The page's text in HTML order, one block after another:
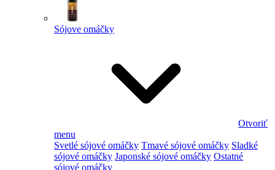
Sójove omáčky
Otvoriť
menu
Svetlé sójové omáčky Tmavé sójové omáčky Sladké
sójové omáčky Japonské sójové omáčky Ostatné
sójové omáčky